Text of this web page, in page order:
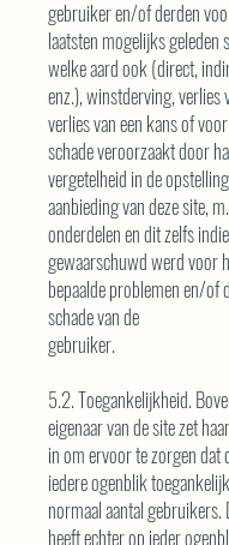
gebruiker en/of derden
laatsten mogelijks geleden
welke aard ook (direct,
enz.), winstderving, verlies
verlies van een kans of
schade veroorzaakt door
vergetelheid in de
aanbieding van deze site,
onderdelen en dit zelfs
gewaarschuwd werd voor
bepaalde problemen en/of
schade van de
gebruiker.
5.2. Toegankelijkheid.
eigenaar van de site zet
in om ervoor te zorgen dat
iedere ogenblik
normaal aantal gebruikers.
heeft echter op ieder